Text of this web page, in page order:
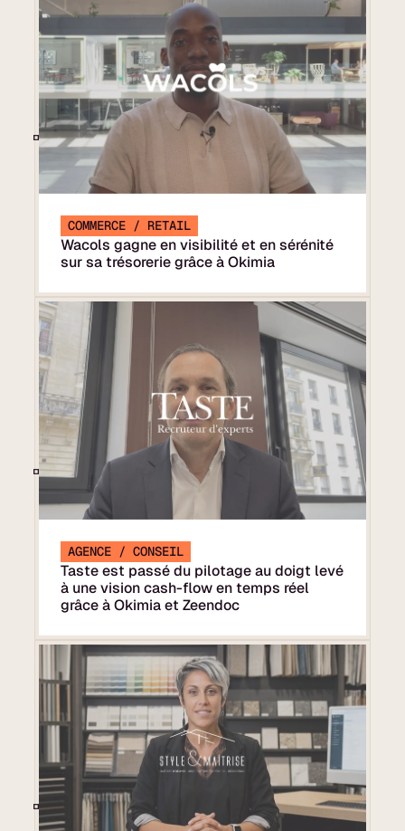
COMMERCE / RETAIL
Wacols gagne en visibilité et en sérénité
sur sa trésorerie grâce à Okimia
AGENCE / CONSEIL
Taste est passé du pilotage au doigt levé
à une vision cash-flow en temps réel
grâce à Okimia et Zeendoc